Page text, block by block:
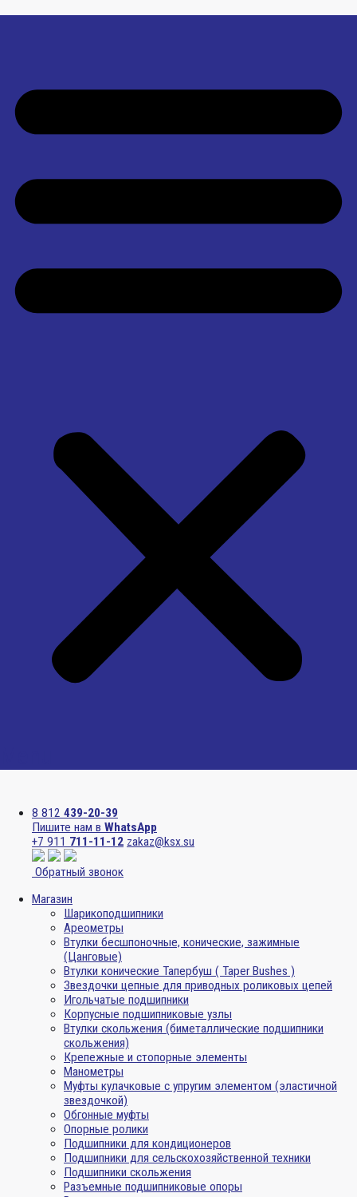
8 812 439-20-39
Пишите нам в WhatsApp
+7 911 711-11-12 zakaz@ksx.su
Обратный звонок
Магазин
Шарикоподшипники
Ареометры
Втулки бесшпоночные, конические, зажимные
(Цанговые)
Втулки конические Тапербуш ( Taper Bushes )
Звездочки цепные для приводных роликовых цепей
Игольчатые подшипники
Корпусные подшипниковые узлы
Втулки скольжения (биметаллические подшипники
скольжения)
Крепежные и стопорные элементы
Манометры
Муфты кулачковые с упругим элементом (эластичной
звездочкой)
Обгонные муфты
Опорные ролики
Подшипники для кондиционеров
Подшипники для сельскохозяйственной техники
Подшипники скольжения
Разъемные подшипниковые опоры